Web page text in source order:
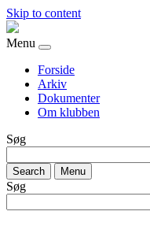
Skip to content
Menu
Forside
Arkiv
Dokumenter
Om klubben
Søg
Search
Menu
Søg